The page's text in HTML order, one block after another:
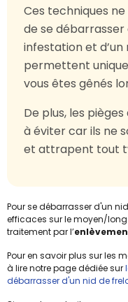
Ces techniques
de se débarrasser
infestation et d’un
permettent
vous êtes gênés
De plus, les
à éviter car ils ne
et attrapent tout
Pour se débarrasser d'un
efficaces sur le moyen/long
traitement par l’
Pour en savoir plus sur les
à lire notre page dédiée sur
débarrasser d'un nid de